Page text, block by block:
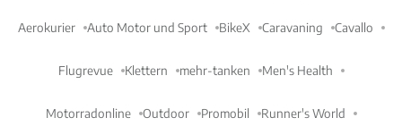
Aerokurier Auto Motor und Sport BikeX Caravaning Cavallo
Flugrevue Klettern mehr-tanken Men's Health
Motorradonline Outdoor Promobil Runner's World